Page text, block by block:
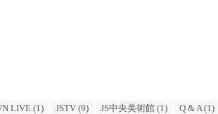
LIVE (1) JSTV (9) JS中央美術館 (1) Q & A (1)